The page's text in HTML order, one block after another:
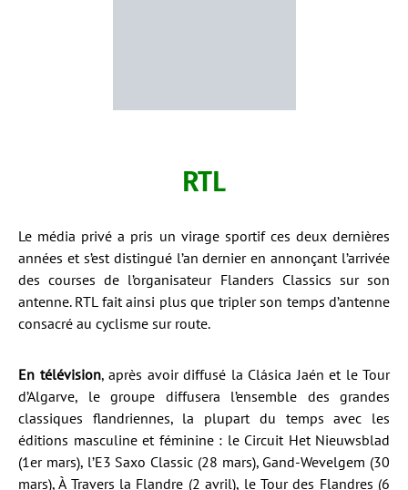
RTL
Le média privé a pris un virage sportif ces deux dernières
années et s’est distingué l’an dernier en annonçant l’arrivée
des courses de l’organisateur Flanders Classics sur son
antenne. RTL fait ainsi plus que tripler son temps d’antenne
consacré au cyclisme sur route.
En télévision, après avoir diffusé la Clásica Jaén et le Tour
d’Algarve, le groupe diffusera l’ensemble des grandes
classiques flandriennes, la plupart du temps avec les
éditions masculine et féminine : le Circuit Het Nieuwsblad
(1er mars), l’E3 Saxo Classic (28 mars), Gand-Wevelgem (30
mars), À Travers la Flandre (2 avril), le Tour des Flandres (6